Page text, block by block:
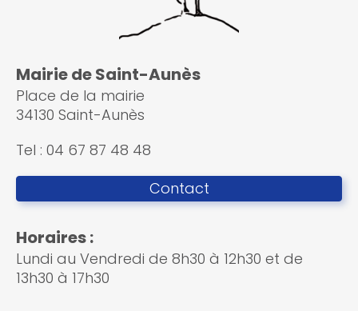
Mairie de Saint-Aunès
Place de la mairie
34130 Saint-Aunès
Tel : 04 67 87 48 48
Contact
Horaires :
Lundi au Vendredi de 8h30 à 12h30 et de
13h30 à 17h30